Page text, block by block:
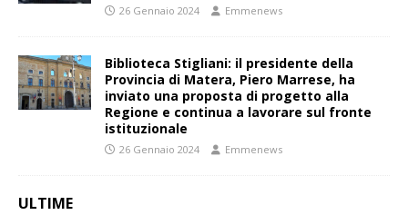
26 Gennaio 2024 Emmenews
Biblioteca Stigliani: il presidente della
Provincia di Matera, Piero Marrese, ha
inviato una proposta di progetto alla
Regione e continua a lavorare sul fronte
istituzionale
26 Gennaio 2024 Emmenews
ULTIME